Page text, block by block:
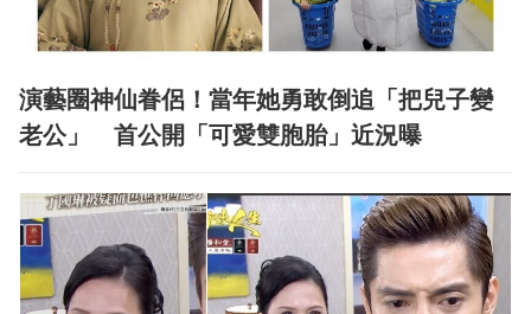
演藝圈神仙眷侶！當年她勇敢倒追「把兒子變
老公」 首公開「可愛雙胞胎」近況曝